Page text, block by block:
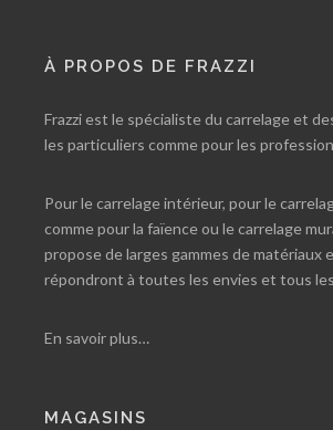
À PROPOS DE FRAZZI
Frazzi est le spécialiste du carrelage et
les particuliers comme pour les
Pour le carrelage intérieur, pour le
comme pour la faïence ou le carrelage
propose de larges gammes de matériaux
répondront à toutes les envies et tous
En savoir plus…
MAGASINS